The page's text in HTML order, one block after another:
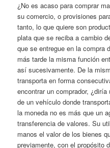
¿No es acaso para comprar
su comercio, o provisiones
tanto, lo que quiere son
plata que se reciba a cambio
que se entregue en la compra
más tarde la misma función
así sucesivamente. De la
transporta en forma
encontrar un comprador,
de un vehículo donde
la moneda no es más que un
transferencia de valores. Su
manos el valor de los bienes
previamente, con el propósito